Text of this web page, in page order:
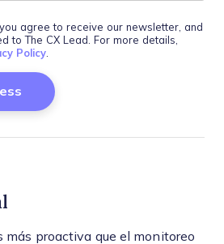
agree to receive our newsletter, and
to The CX Lead. For more details,
Policy.
más proactiva que el monitoreo